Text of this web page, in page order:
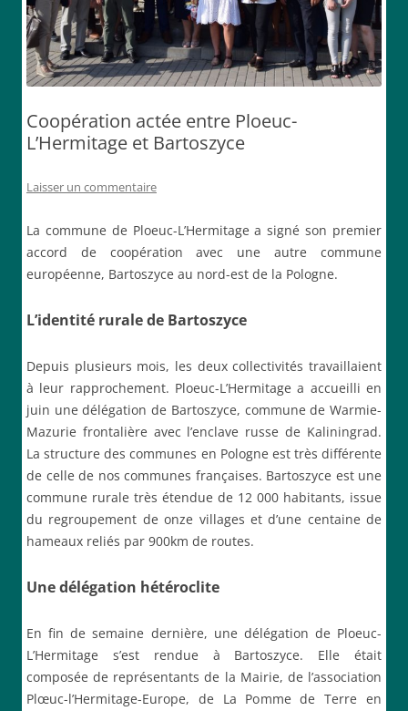
Coopération actée entre Ploeuc-
L’Hermitage et Bartoszyce
Laisser un commentaire
La commune de Ploeuc-L’Hermitage a signé son premier
accord de coopération avec une autre commune
européenne, Bartoszyce au nord-est de la Pologne.
L’identité rurale de Bartoszyce
Depuis plusieurs mois, les deux collectivités travaillaient
à leur rapprochement. Ploeuc-L’Hermitage a accueilli en
juin une délégation de Bartoszyce, commune de Warmie-
Mazurie frontalière avec l’enclave russe de Kaliningrad.
La structure des communes en Pologne est très différente
de celle de nos communes françaises. Bartoszyce est une
commune rurale très étendue de 12 000 habitants, issue
du regroupement de onze villages et d’une centaine de
hameaux reliés par 900km de routes.
Une délégation hétéroclite
En fin de semaine dernière, une délégation de Ploeuc-
L’Hermitage s’est rendue à Bartoszyce. Elle était
composée de représentants de la Mairie, de l’association
Plœuc-l’Hermitage-Europe, de La Pomme de Terre en